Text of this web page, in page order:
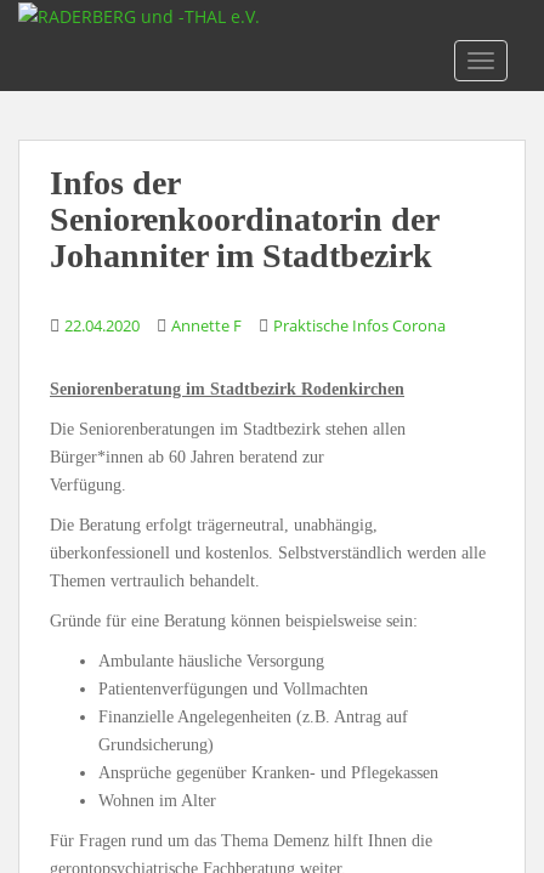
p
Infos der
Seniorenkoordinatorin der
Johanniter im Stadtbezirk
22.04.2020 Annette F Praktische Infos Corona
Seniorenberatung im Stadtbezirk Rodenkirchen
Die Seniorenberatungen im Stadtbezirk stehen allen
Bürger*innen ab 60 Jahren beratend zur
Verfügung.
Die Beratung erfolgt trägerneutral, unabhängig,
überkonfessionell und kostenlos. Selbstverständlich werden alle
Themen vertraulich behandelt.
Gründe für eine Beratung können beispielsweise sein:
Ambulante häusliche Versorgung
Patientenverfügungen und Vollmachten
Finanzielle Angelegenheiten (z.B. Antrag auf
Grundsicherung)
Ansprüche gegenüber Kranken- und Pflegekassen
Wohnen im Alter
Für Fragen rund um das Thema Demenz hilft Ihnen die
gerontopsychiatrische Fachberatung weiter.